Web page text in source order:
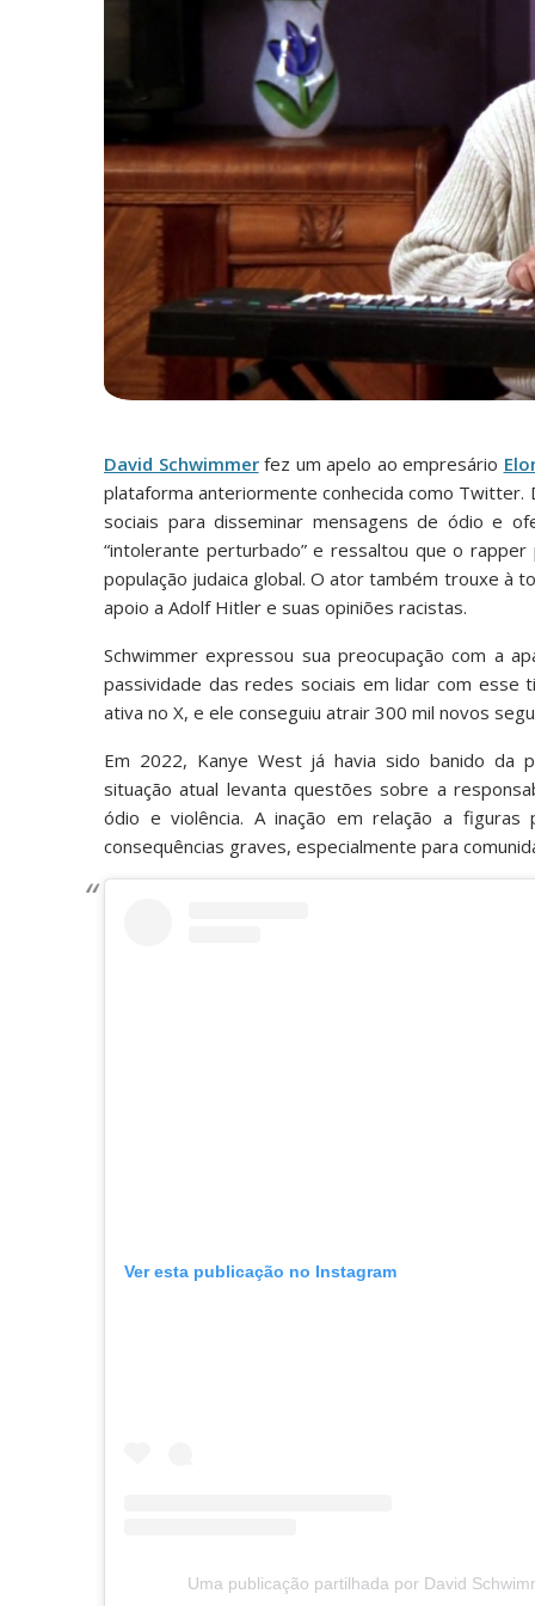
David Schwimmerfez um apelo ao empresário
plataforma anteriormente conhecida como Twitter.
sociais para disseminar mensagens de ódio e
“intolerante perturbado” e ressaltou que o
população judaica global. O ator também trouxe à
apoio a Adolf Hitler e suas opiniões racistas.
Schwimmer expressou sua preocupação com a
passividade das redes sociais em lidar com esse
ativa no X, e ele conseguiu atrair 300 mil novos
Em 2022, Kanye West já havia sido banido da
situação atual levanta questões sobre a
ódio e violência. A inação em relação a
consequências graves, especialmente para
Ver esta publicação no Instagram
Uma publicação partilhada por David